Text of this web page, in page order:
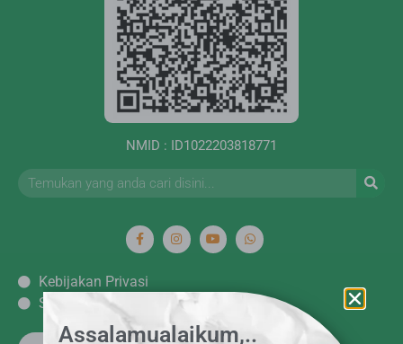
NMID : ID1022203818771
Kebijakan Privasi
Syarat dan ketentuan
Assalamualaikum,..